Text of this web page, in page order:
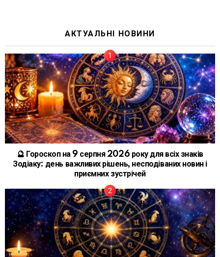
АКТУАЛЬНІ НОВИНИ
🔮 Гороскоп на 9 серпня 2026 року для всіх знаків
Зодіаку: день важливих рішень, несподіваних новин і
приємних зустрічей